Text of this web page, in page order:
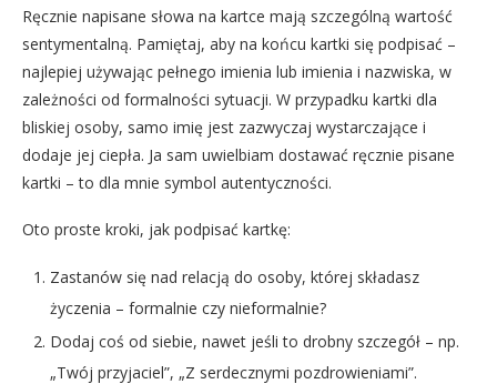
Ręcznie napisane słowa na kartce mają szczególną wartość
sentymentalną. Pamiętaj, aby na końcu kartki się podpisać –
najlepiej używając pełnego imienia lub imienia i nazwiska, w
zależności od formalności sytuacji. W przypadku kartki dla
bliskiej osoby, samo imię jest zazwyczaj wystarczające i
dodaje jej ciepła. Ja sam uwielbiam dostawać ręcznie pisane
kartki – to dla mnie symbol autentyczności.
Oto proste kroki, jak podpisać kartkę:
Zastanów się nad relacją do osoby, której składasz
życzenia – formalnie czy nieformalnie?
Dodaj coś od siebie, nawet jeśli to drobny szczegół – np.
„Twój przyjaciel”, „Z serdecznymi pozdrowieniami”.